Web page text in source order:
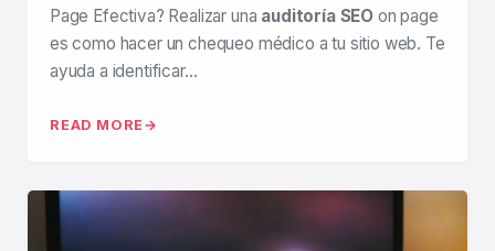
Page Efectiva? Realizar una auditoría SEO on page
es como hacer un chequeo médico a tu sitio web. Te
ayuda a identificar…
READ MORE